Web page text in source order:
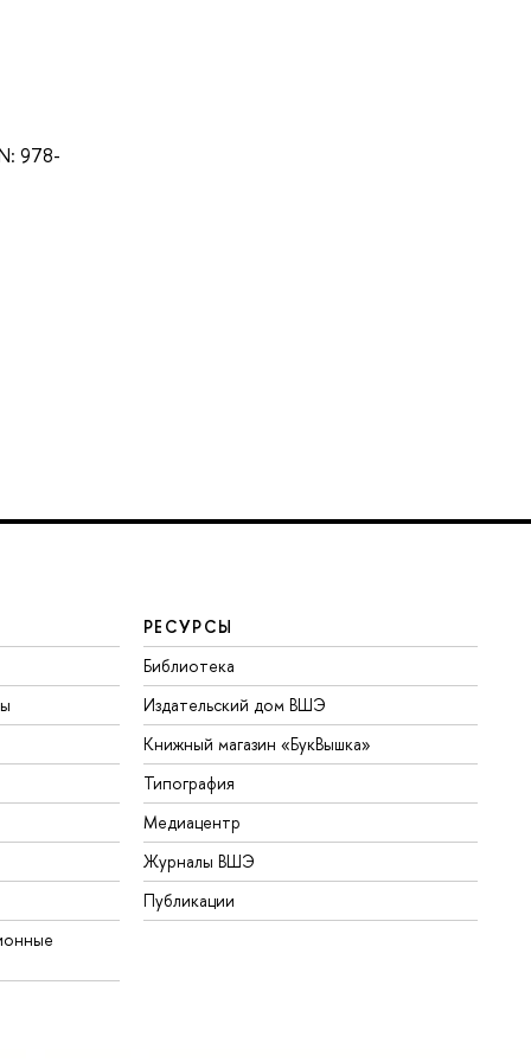
978-
РЕСУРСЫ
Библиотека
Издательский дом ВШЭ
Книжный магазин «БукВышка»
Типография
Медиацентр
Журналы ВШЭ
Публикации